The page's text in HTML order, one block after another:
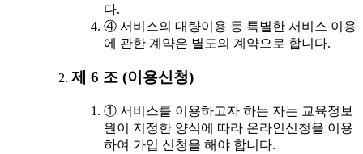
다.
④ 서비스의 대량이용 등 특별한 서비스 이용
에 관한 계약은 별도의 계약으로 합니다.
제 6 조 (이용신청)
① 서비스를 이용하고자 하는 자는 교육정보
원이 지정한 양식에 따라 온라인신청을 이용
하여 가입 신청을 해야 합니다.